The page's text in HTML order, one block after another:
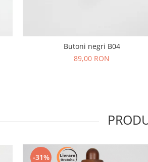
Butoni negri B04
89,00 RON
-31%